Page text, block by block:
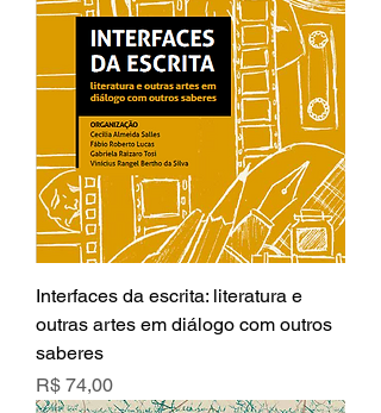
Interfaces da escrita: literatura e
outras artes em diálogo com outros
saberes
Preço
R$ 74,00